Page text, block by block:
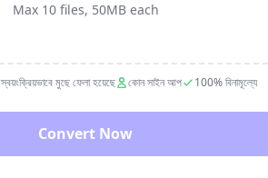
Max 10 files, 50MB each
স্বয়ংক্রিয়ভাবে মুছে ফেলা হয়েছে কোন সাইন আপ 100% বিনামূল্যে
Convert Now